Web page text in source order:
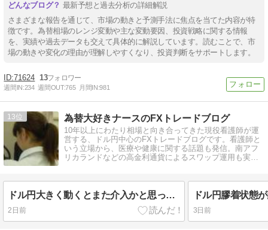
最新予想と過去分析の詳細解説
さまざまな報告を通じて、市場の動きと予測手法に焦点を当てた内容が特
徴です。為替相場のレンジ変動や主な変動要因、投資戦略に関する情報
を、実績や過去データも交えて具体的に解説しています。読むことで、市
場の動きや変化の理由が理解しやすくなり、投資判断をサポートします。
71624 13
週間IN:234 週間OUT:765 月間IN:981
13 為替大好きナースのFXトレードブログ
10年以上にわたり相場と向き合ってきた現役看護師が運
営する、ドル円中心のFXトレードブログです。看護師と
いう立場から、医療や健康に関する話題も発信。南アフ
リカランドなどの高金利通貨によるスワップ運用も実践
ドル円大きく動くとまた介入かと思ってしまうのです
2日前
ドル円膠着状態
3日前